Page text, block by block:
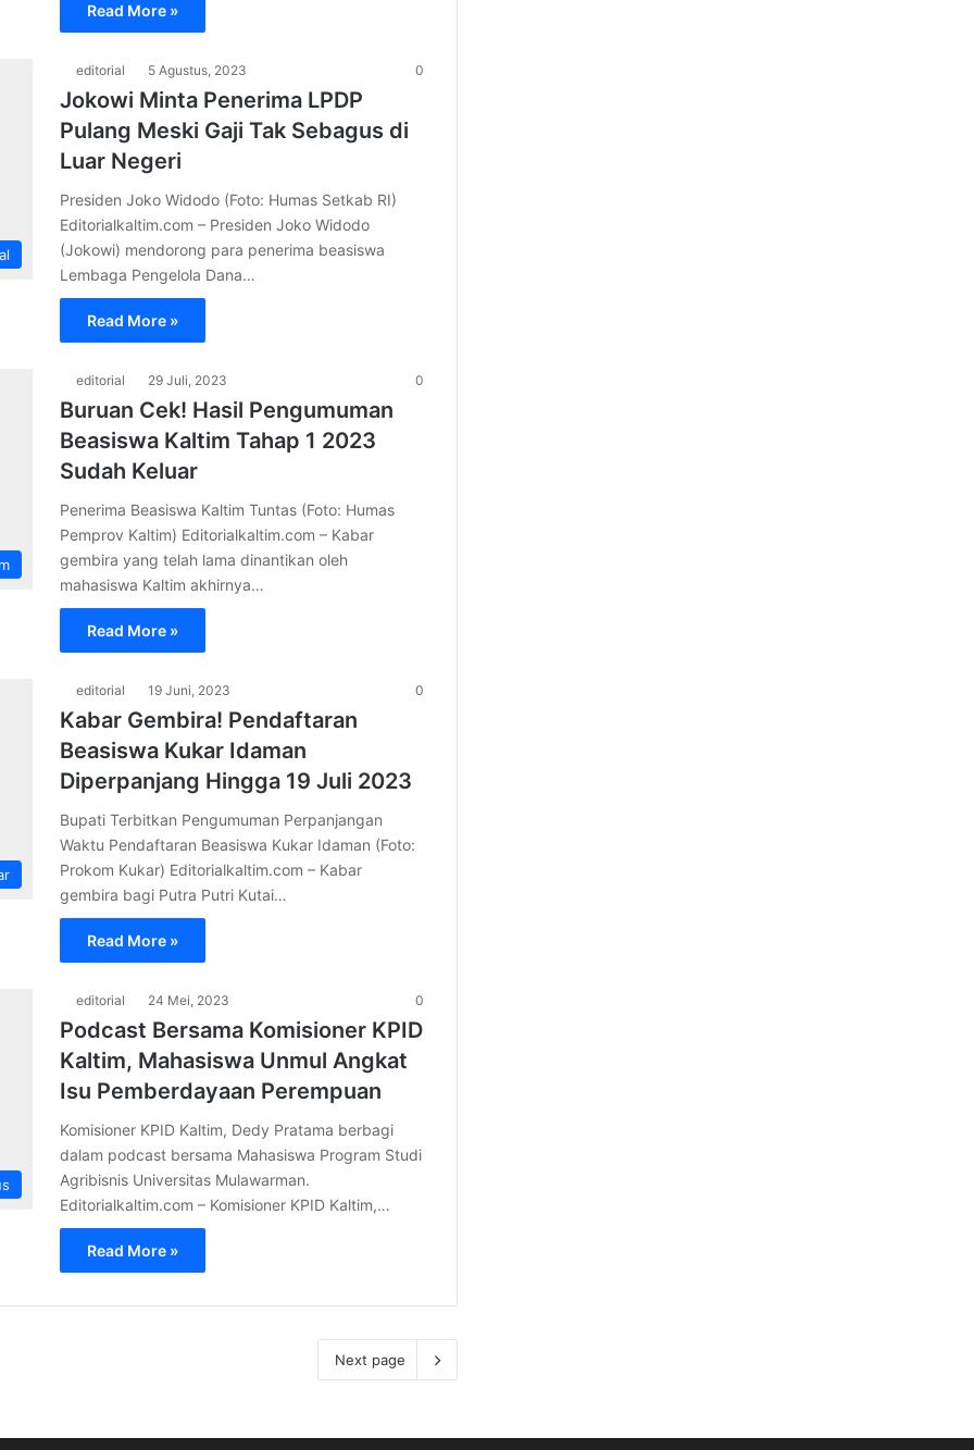
Read More »
editorial 5 Agustus, 2023 0
Jokowi Minta Penerima LPDP
Pulang Meski Gaji Tak Sebagus di
Luar Negeri
Presiden Joko Widodo (Foto: Humas Setkab RI)
Editorialkaltim.com – Presiden Joko Widodo
(Jokowi) mendorong para penerima beasiswa
Lembaga Pengelola Dana…
Read More »
editorial 29 Juli, 2023 0
Buruan Cek! Hasil Pengumuman
Beasiswa Kaltim Tahap 1 2023
Sudah Keluar
Penerima Beasiswa Kaltim Tuntas (Foto: Humas
Pemprov Kaltim) Editorialkaltim.com – Kabar
gembira yang telah lama dinantikan oleh
mahasiswa Kaltim akhirnya…
Read More »
editorial 19 Juni, 2023 0
Kabar Gembira! Pendaftaran
Beasiswa Kukar Idaman
Diperpanjang Hingga 19 Juli 2023
Bupati Terbitkan Pengumuman Perpanjangan
Waktu Pendaftaran Beasiswa Kukar Idaman (Foto:
Prokom Kukar) Editorialkaltim.com – Kabar
gembira bagi Putra Putri Kutai…
Read More »
editorial 24 Mei, 2023 0
Podcast Bersama Komisioner KPID
Kaltim, Mahasiswa Unmul Angkat
Isu Pemberdayaan Perempuan
Komisioner KPID Kaltim, Dedy Pratama berbagi
dalam podcast bersama Mahasiswa Program Studi
Agribisnis Universitas Mulawarman.
Editorialkaltim.com – Komisioner KPID Kaltim,…
Read More »
Next page